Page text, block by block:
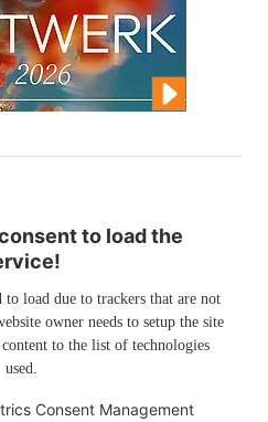
to load the
load due to trackers that are not
owner needs to setup the site
to the list of technologies
used.
Consent Management